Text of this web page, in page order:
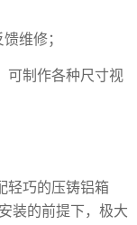
维修；
可制作各种尺寸视
轻巧的压铸铝箱
装的前提下，极大